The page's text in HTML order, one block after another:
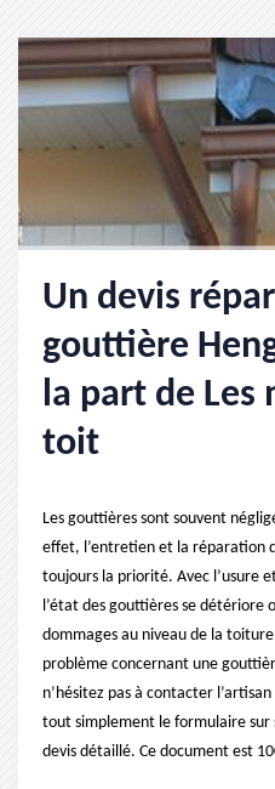
Un devis
gouttière
la part de Les
toit
Les gouttières sont souvent
effet, l’entretien et la réparation
toujours la priorité. Avec l’usure
l’état des gouttières se détériore
dommages au niveau de la
problème concernant une
n’hésitez pas à contacter
tout simplement le formulaire sur
devis détaillé. Ce document est